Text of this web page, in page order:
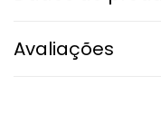
Avaliações